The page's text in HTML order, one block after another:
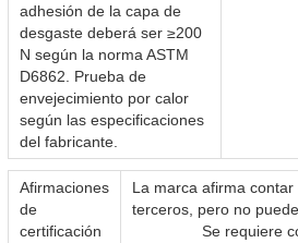
adhesión de la capa de
desgaste deberá ser ≥200
N según la norma ASTM
D6862. Prueba de
envejecimiento por calor
según las especificaciones
del fabricante.
Afirmaciones
de
certificación
La marca afirma
terceros, pero no
Se requiere